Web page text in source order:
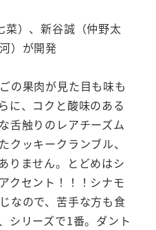
）、新谷誠（仲野太
）が開発
の果肉が見た目も味も
に、コクと酸味のある
舌触りのレアチーズム
クッキークランブル、
りません。とどめはシ
クセント！！！シナモ
なので、苦手な方も食
シリーズで1番。ダント